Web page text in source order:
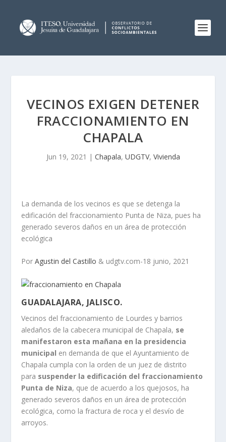
VECINOS EXIGEN DETENER
FRACCIONAMIENTO EN
CHAPALA
Jun 19, 2021 | Chapala, UDGTV, Vivienda
La demanda de los vecinos es que se detenga la
edificación del fraccionamiento Punta de Niza, pues ha
generado severos daños en un área de protección
ecológica
PorAgustin del Castillo & udgtv.com-18 junio, 2021
GUADALAJARA, JALISCO.
Vecinos del fraccionamiento de Lourdes y barrios
aledaños de la cabecera municipal de Chapala, se
manifestaron esta mañana en la presidencia
municipal en demanda de que el Ayuntamiento de
Chapala cumpla con la orden de un juez de distrito
para suspender la edificación del fraccionamiento
Punta de Niza, que de acuerdo a los quejosos, ha
generado severos daños en un área de protección
ecológica, como la fractura de roca y el desvío de
arroyos.